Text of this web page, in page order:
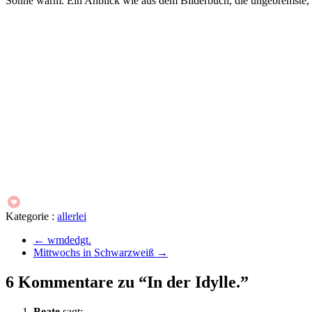
Kategorie : allerlei
← wmdedgt.
Mittwochs in Schwarzweiß →
6 Kommentare zu “In der Idylle.”